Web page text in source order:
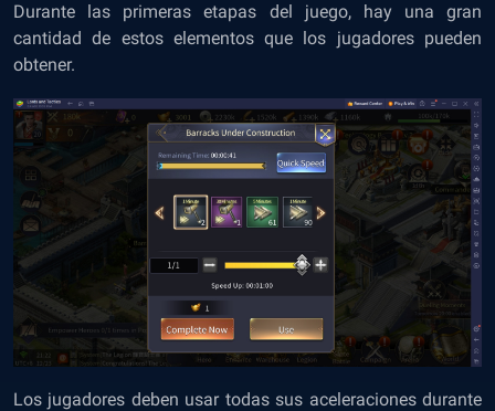
Durante las primeras etapas del juego, hay una gran
cantidad de estos elementos que los jugadores pueden
obtener.
Los jugadores deben usar todas sus aceleraciones durante